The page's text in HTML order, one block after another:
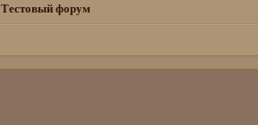
Тестовый форум